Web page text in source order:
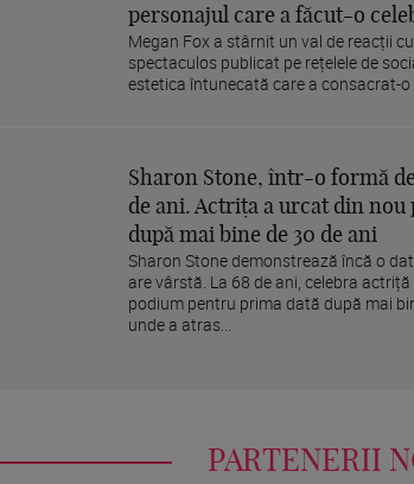
personajul care a făcut-o
Megan Fox a stârnit un val de reacții
spectaculos publicat pe rețelele de
estetica întunecată care a consacrat-o
Sharon Stone, într-o formă
de ani. Actrița a urcat din nou
după mai bine de 30 de ani
Sharon Stone demonstrează încă o
are vârstă. La 68 de ani, celebra
podium pentru prima dată după mai
unde a atras...
PARTENERII